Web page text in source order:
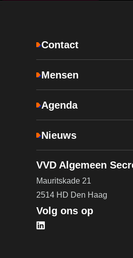
Contact
Mensen
Agenda
Nieuws
VVD Algemeen
Mauritskade 21
2514 HD Den Haag
Volg ons op
Bezoek onze LinkedIn